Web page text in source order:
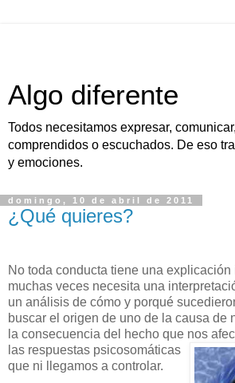
Algo diferente
Todos necesitamos expresar,
comprendidos o escuchados. De eso
y emociones.
domingo, 10 de abril de 2011
¿Qué quieres?
No toda conducta tiene una explicación
muchas veces necesita una
un análisis de cómo y porqué
buscar el origen de uno de la causa de
la consecuencia del hecho que nos
las respuestas psicosomáticas
que ni llegamos a controlar.